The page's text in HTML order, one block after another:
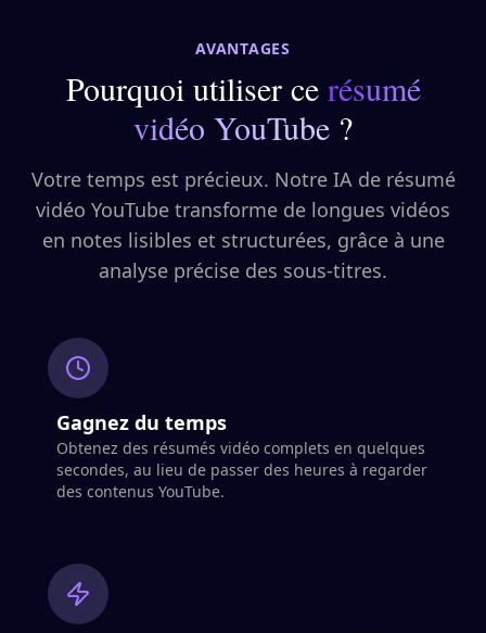
AVANTAGES
Pourquoi utiliser ce résumé
vidéo YouTube ?
Votre temps est précieux. Notre IA de résumé
vidéo YouTube transforme de longues vidéos
en notes lisibles et structurées, grâce à une
analyse précise des sous-titres.
Gagnez du temps
Obtenez des résumés vidéo complets en quelques
secondes, au lieu de passer des heures à regarder
des contenus YouTube.